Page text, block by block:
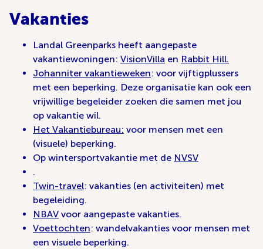
Vakanties
Landal Greenparks heeft aangepaste
vakantiewoningen: VisionVilla en Rabbit Hill.
Johanniter vakantieweken: voor vijftigplussers
met een beperking. Deze organisatie kan ook een
vrijwillige begeleider zoeken die samen met jou
op vakantie wil.
Het Vakantiebureau: voor mensen met een
(visuele) beperking.
Op wintersportvakantie met de NVSV
.
Twin-travel: vakanties (en activiteiten) met
begeleiding.
NBAV voor aangepaste vakanties.
Voettochten: wandelvakanties voor mensen met
een visuele beperking.